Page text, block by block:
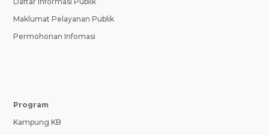
Maklumat Pelayanan Publik
Permohonan Infomasi
Program
Kampung KB